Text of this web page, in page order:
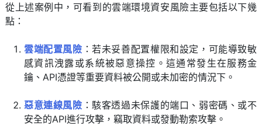
從上述案例中，可看到的雲端環境資安風險主要包括以下幾
點：
雲端配置風險 ：若未妥善配置權限和設定，可能導致敏
感資訊洩露或系統被惡意操控。這通常發生在服務金
鑰、API憑證等重要資料被公開或未加密的情況下。
惡意連線風險 ：駭客透過未保護的端口、弱密碼、或不
安全的API進行攻擊，竊取資料或發動勒索攻擊。